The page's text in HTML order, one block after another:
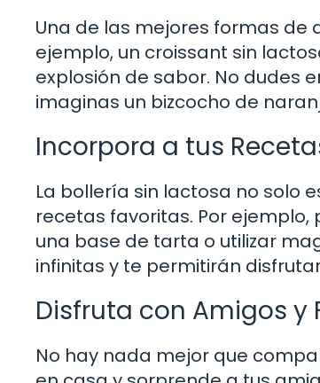
Una de las mejores formas de
ejemplo, un croissant sin
explosión de sabor. No dudes
imaginas un bizcocho de
Incorpora a tus
La bollería sin lactosa no solo
recetas favoritas. Por
una base de tarta o utilizar
infinitas y te permitirán
Disfruta con Amigos y
No hay nada mejor que